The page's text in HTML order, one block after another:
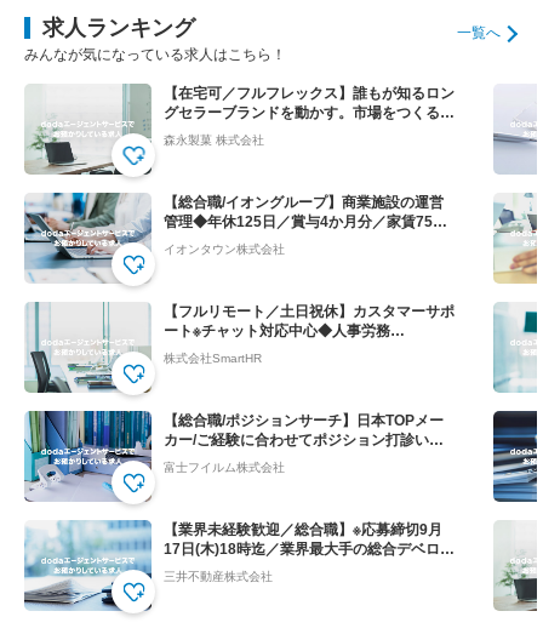
求人ランキング
一覧へ
みんなが気になっている求人はこちら！
【在宅可／フルフレックス】誰もが知るロン
グセラーブランドを動かす。市場をつくる提
案営業◆ハイチュウ等
森永製菓 株式会社
【総合職/イオングループ】商業施設の運営
管理◆年休125日／賞与4か月分／家賃75％
会社負担！
イオンタウン株式会社
【フルリモート／土日祝休】カスタマーサポ
ート※チャット対応中心◆人事労務
SaaS”SmartHR"
株式会社SmartHR
【総合職/ポジションサーチ】日本TOPメー
カー/ご経験に合わせてポジション打診いた
します
富士フイルム株式会社
【業界未経験歓迎／総合職】※応募締切9月
17日(木)18時迄／業界最大手の総合デベロッ
パー
三井不動産株式会社